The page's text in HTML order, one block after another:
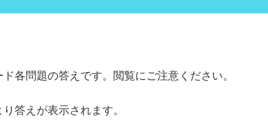
各問題の答えです。閲覧にご注意ください。
答えが表示されます。